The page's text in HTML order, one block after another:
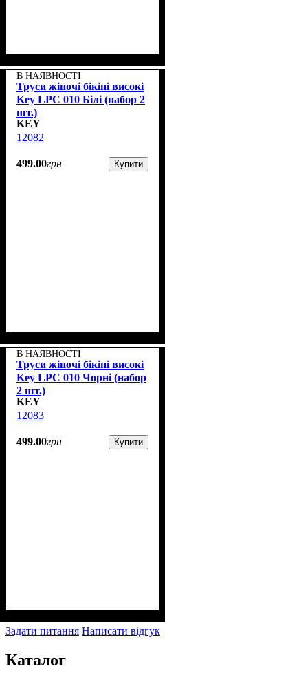
В НАЯВНОСТІ
Труси жіночі бікіні високі
Key LPC 010 Білі (набор 2
шт.)
KEY
12082
499.00грн Купити
В НАЯВНОСТІ
Труси жіночі бікіні високі
Key LPC 010 Чорні (набор
2 шт.)
KEY
12083
499.00грн Купити
Задати питання Написати відгук
Каталог